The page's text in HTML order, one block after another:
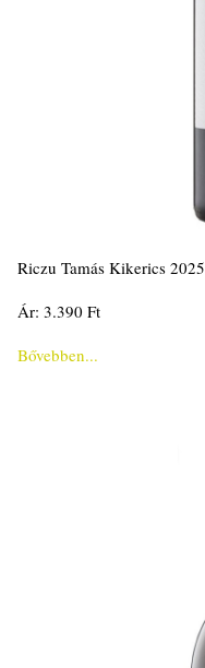
Riczu Tamás Kikerics 2025
Ár: 3.390 Ft
Bővebben...